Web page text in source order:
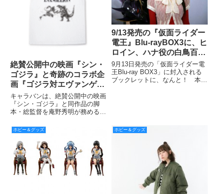
絶賛公開中の映画『シン・
ゴジラ』と奇跡のコラボ企
画『ゴジラ対エヴァンゲリ
オン』のオフィシャルグッ
ズが第二弾が新登場！
キャラバンは、絶賛公開中の映画
『シン・ゴジラ』と同作品の脚
本・総監督を庵野秀明が務めるこ
対エヴァンゲリオン』のオフィシ
ャルグッズを、同社の運営する
ECショップのココラボにて2016
年8月5日より予約受付を開始し
9/13発売の『仮面ライダー
電王』Blu-rayBOX3に、ヒ
ロイン、ハナ役の白鳥百合
子さんスペシャルインタビ
ューを掲載！
9月13日発売の「仮面ライダー電
王Blu-ray BOX3」に封入される
ブックレットに、なんと！ 本作
ホビー＆グッズ ホビー＆グッズ